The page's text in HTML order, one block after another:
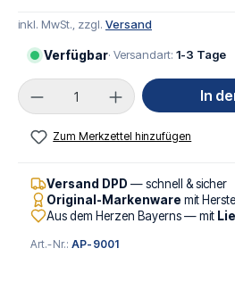
inkl. MwSt., zzgl. Versand
Verfügbar· Versandart: 1-3 Tage
Produkt Anzahl: Gib den
In
Zum Merkzettel hinzufügen
Versand DPD — schnell & sicher
Original-Markenware mit
Aus dem Herzen Bayerns — mit
Art.-Nr.:AP-9001